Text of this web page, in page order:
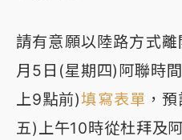
請有意願以陸路方式
月5日(星期四)阿聯時
上9點前)填寫表單 ，
五)上午10時從杜拜及